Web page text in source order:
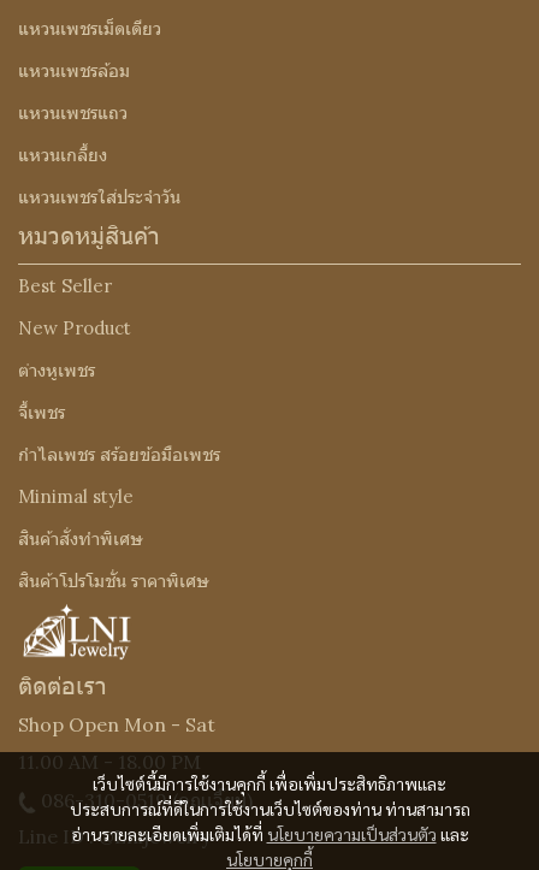
เว็บไซต์นี้มีการใช้งานคุกกี้ เพื่อเพิ่มประสิทธิภาพและ
ประสบการณ์ที่ดีในการใช้งานเว็บไซต์ของท่าน ท่านสามารถ
อ่านรายละเอียดเพิ่มเติมได้ที่ นโยบายความเป็นส่วนตัว และ
นโยบายคุกกี้
แหวนเพชรเม็ดเดียว
แหวนเพชรล้อม
แหวนเพชรแถว
แหวนเกลี้ยง
แหวนเพชรใส่ประจำวัน
หมวดหมู่สินค้า
Best Seller
New Product
ต่างหูเพชร
จี้เพชร
กำไลเพชร สร้อยข้อมือเพชร
Minimal style
สินค้าสั่งทำพิเศษ
สินค้าโปรโมชั่น ราคาพิเศษ
ติดต่อเรา
Shop Open Mon - Sat
11.00 AM - 18.00 PM
086-310-0519(คุณเจี๊ยบ)
Line ID : @Lnijewelry